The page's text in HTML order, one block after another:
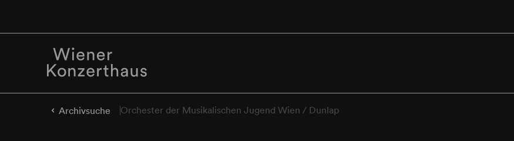
Archivsuche Orchester der Musikalischen Jugend Wien / Dunlap